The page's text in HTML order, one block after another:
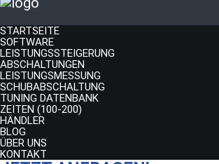
STARTSEITE
SOFTWARE
LEISTUNGSSTEIGERUNG
ABSCHALTUNGEN
LEISTUNGSMESSUNG
SCHUBABSCHALTUNG
TUNING DATENBANK
ZEITEN (100-200)
HÄNDLER
BLOG
ÜBER UNS
KONTAKT